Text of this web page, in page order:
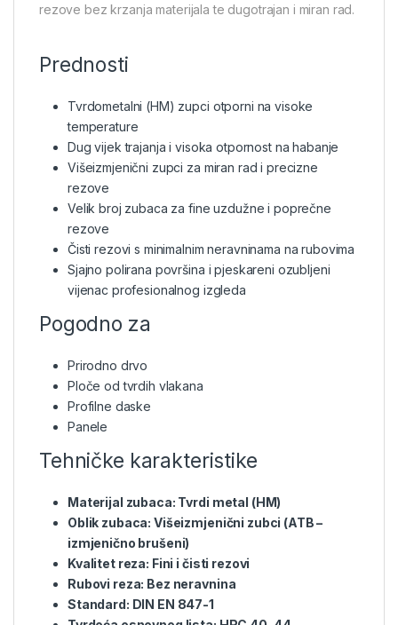
rezove bez krzanja materijala te dugotrajan i miran rad.
Prednosti
Tvrdometalni (HM) zupci otporni na visoke
temperature
Dug vijek trajanja i visoka otpornost na habanje
Višeizmjenični zupci za miran rad i precizne
rezove
Velik broj zubaca za fine uzdužne i poprečne
rezove
Čisti rezovi s minimalnim neravninama na rubovima
Sjajno polirana površina i pjeskareni ozubljeni
vijenac profesionalnog izgleda
Pogodno za
Prirodno drvo
Ploče od tvrdih vlakana
Profilne daske
Panele
Tehničke karakteristike
Materijal zubaca: Tvrdi metal (HM)
Oblik zubaca: Višeizmjenični zubci (ATB –
izmjenično brušeni)
Kvalitet reza: Fini i čisti rezovi
Rubovi reza: Bez neravnina
Standard: DIN EN 847-1